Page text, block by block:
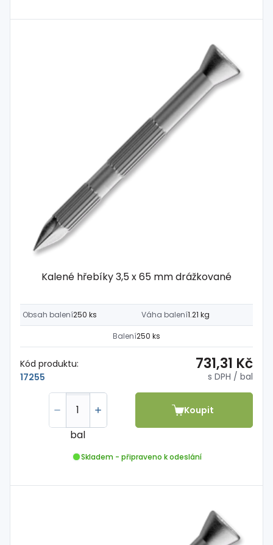
Kalené hřebíky 3,5 x 65 mm drážkované
Obsah balení250 ks Váha balení1.21 kg
Balení250 ks
Kód produktu:
17255
731,31 Kč
s DPH / bal
bal
Koupit
Skladem - připraveno k odeslání